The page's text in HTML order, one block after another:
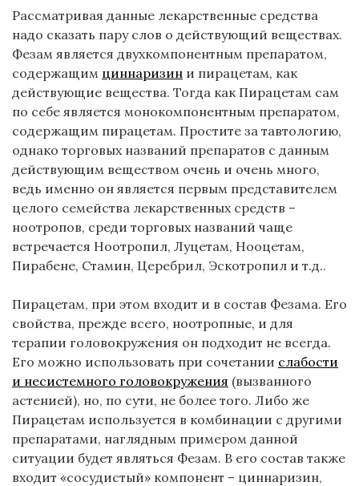
Рассматривая данные лекарственные средства
надо сказать пару слов о действующий веществах.
Фезам является двухкомпонентным препаратом,
содержащим циннаризин и пирацетам, как
действующие вещества. Тогда как Пирацетам сам
по себе является монокомпонентным препаратом,
содержащим пирацетам. Простите за тавтологию,
однако торговых названий препаратов с данным
действующим веществом очень и очень много,
ведь именно он является первым представителем
целого семейства лекарственных средств –
ноотропов, среди торговых названий чаще
встречается Ноотропил, Луцетам, Нооцетам,
Пирабене, Стамин, Церебрил, Эскотропил и т.д..
Пирацетам, при этом входит и в состав Фезама. Его
свойства, прежде всего, ноотропные, и для
терапии головокружения он подходит не всегда.
Его можно использовать при сочетании слабости
и несистемного головокружения (вызванного
астенией), но, по сути, не более того. Либо же
Пирацетам используется в комбинации с другими
препаратами, наглядным примером данной
ситуации будет являться Фезам. В его состав также
входит «сосудистый» компонент – циннаризин,